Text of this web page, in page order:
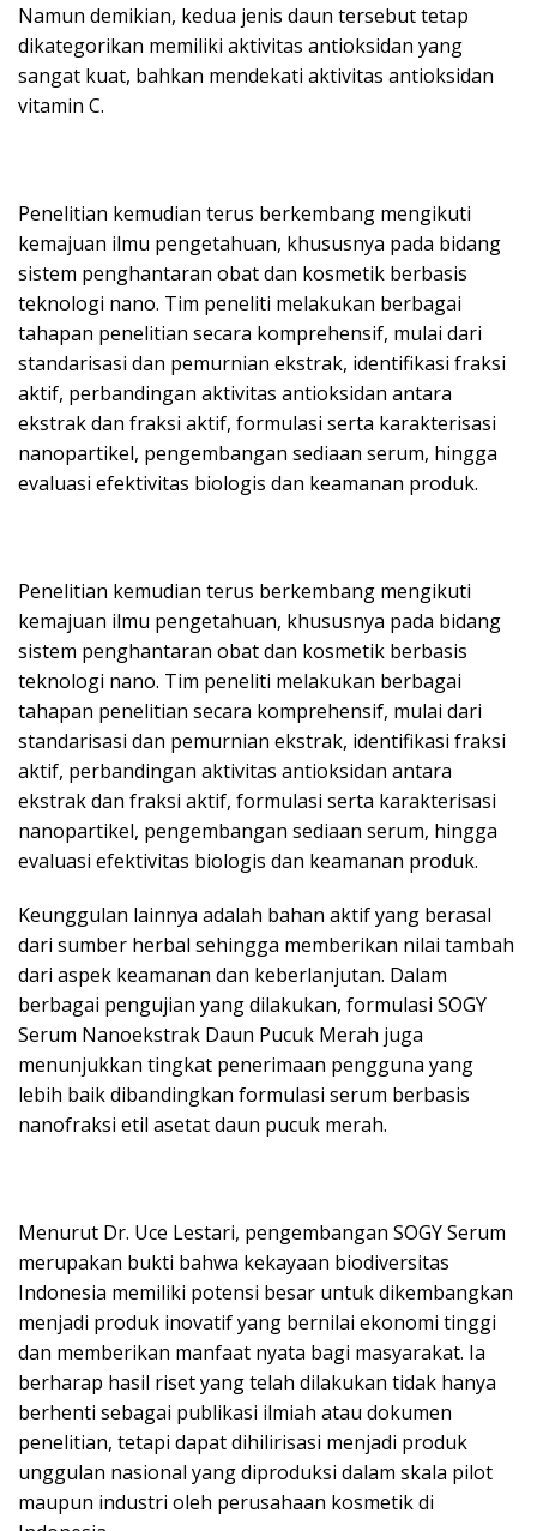
Namun demikian, kedua jenis daun tersebut tetap
dikategorikan memiliki aktivitas antioksidan yang
sangat kuat, bahkan mendekati aktivitas antioksidan
vitamin C.
Penelitian kemudian terus berkembang mengikuti
kemajuan ilmu pengetahuan, khususnya pada bidang
sistem penghantaran obat dan kosmetik berbasis
teknologi nano. Tim peneliti melakukan berbagai
tahapan penelitian secara komprehensif, mulai dari
standarisasi dan pemurnian ekstrak, identifikasi fraksi
aktif, perbandingan aktivitas antioksidan antara
ekstrak dan fraksi aktif, formulasi serta karakterisasi
nanopartikel, pengembangan sediaan serum, hingga
evaluasi efektivitas biologis dan keamanan produk.
Penelitian kemudian terus berkembang mengikuti
kemajuan ilmu pengetahuan, khususnya pada bidang
sistem penghantaran obat dan kosmetik berbasis
teknologi nano. Tim peneliti melakukan berbagai
tahapan penelitian secara komprehensif, mulai dari
standarisasi dan pemurnian ekstrak, identifikasi fraksi
aktif, perbandingan aktivitas antioksidan antara
ekstrak dan fraksi aktif, formulasi serta karakterisasi
nanopartikel, pengembangan sediaan serum, hingga
evaluasi efektivitas biologis dan keamanan produk.
Keunggulan lainnya adalah bahan aktif yang berasal
dari sumber herbal sehingga memberikan nilai tambah
dari aspek keamanan dan keberlanjutan. Dalam
berbagai pengujian yang dilakukan, formulasi SOGY
Serum Nanoekstrak Daun Pucuk Merah juga
menunjukkan tingkat penerimaan pengguna yang
lebih baik dibandingkan formulasi serum berbasis
nanofraksi etil asetat daun pucuk merah.
Menurut Dr. Uce Lestari, pengembangan SOGY Serum
merupakan bukti bahwa kekayaan biodiversitas
Indonesia memiliki potensi besar untuk dikembangkan
menjadi produk inovatif yang bernilai ekonomi tinggi
dan memberikan manfaat nyata bagi masyarakat. Ia
berharap hasil riset yang telah dilakukan tidak hanya
berhenti sebagai publikasi ilmiah atau dokumen
penelitian, tetapi dapat dihilirisasi menjadi produk
unggulan nasional yang diproduksi dalam skala pilot
maupun industri oleh perusahaan kosmetik di